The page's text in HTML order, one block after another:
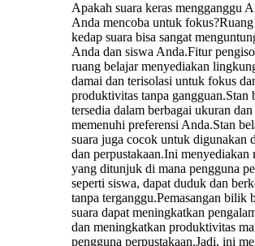
Apakah suara keras mengganggu
Anda mencoba untuk
kedap suara bisa sangat
Anda dan siswa Anda.Fitur
ruang belajar menyediakan
damai dan terisolasi untuk fokus
produktivitas tanpa gangguan.Stan
tersedia dalam berbagai ukuran
memenuhi preferensi Anda.Stan
suara juga cocok untuk digunakan
dan perpustakaan.Ini menyediakan
yang ditunjuk di mana pengguna
seperti siswa, dapat duduk dan
tanpa terganggu.Pemasangan bilik
suara dapat meningkatkan
dan meningkatkan produktivitas
pengguna perpustakaan.Jadi, ini